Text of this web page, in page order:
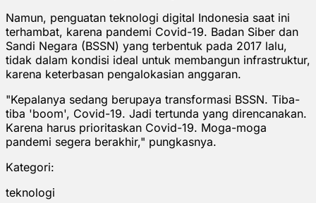
Namun, penguatan teknologi digital Indonesia saat ini
terhambat, karena pandemi Covid-19. Badan Siber dan
Sandi Negara (BSSN) yang terbentuk pada 2017 lalu,
tidak dalam kondisi ideal untuk membangun infrastruktur,
karena keterbasan pengalokasian anggaran.
"Kepalanya sedang berupaya transformasi BSSN. Tiba-
tiba 'boom', Covid-19. Jadi tertunda yang direncanakan.
Karena harus prioritaskan Covid-19. Moga-moga
pandemi segera berakhir," pungkasnya.
Kategori:
teknologi